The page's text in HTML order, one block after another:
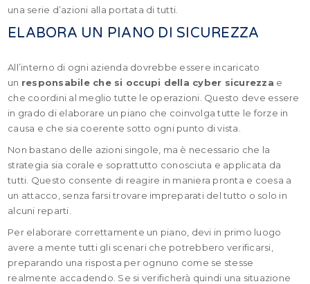
una serie d’azioni alla portata di tutti.
ELABORA UN PIANO DI SICUREZZA
All’interno di ogni azienda dovrebbe essere incaricato
un responsabile che si occupi della cyber sicurezza e
che coordini al meglio tutte le operazioni. Questo deve essere
in grado di elaborare un piano che coinvolga tutte le forze in
causa e che sia coerente sotto ogni punto di vista.
Non bastano delle azioni singole, ma è necessario che la
strategia sia corale e soprattutto conosciuta e applicata da
tutti. Questo consente di reagire in maniera pronta e coesa a
un attacco, senza farsi trovare impreparati del tutto o solo in
alcuni reparti.
Per elaborare correttamente un piano, devi in primo luogo
avere a mente tutti gli scenari che potrebbero verificarsi,
preparando una risposta per ognuno come se stesse
realmente accadendo. Se si verificherà quindi una situazione